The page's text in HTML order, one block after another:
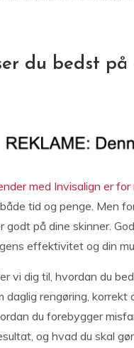
du bedst
med Invisalign er
tid og penge. Men
godt på dine skinner.
effektivitet og din
vi dig til, hvordan du
daglig rengøring,
du forebygger
og hvad du skal